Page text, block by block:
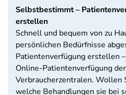
Selbstbestimmt –
erstellen
Schnell und bequem von zu
persönlichen Bedürfnisse
Patientenverfügung erstellen
Online-Patientenverfügung der
Verbraucherzentralen. Wollen
welche Behandlungen sie bei